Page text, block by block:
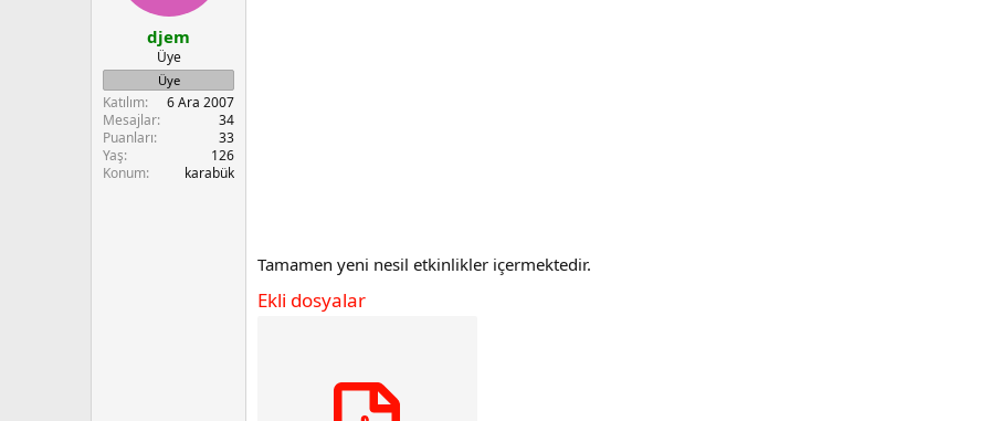
l
a
t
a
n
ı
ç
t
a
r
djem
Üye
Üye
Katılım
6 Ara 2007
Mesajlar
34
Puanları
33
Yaş
126
Konum
karabük
Tamamen yeni nesil etkinlikler içermektedir.
Ekli dosyalar